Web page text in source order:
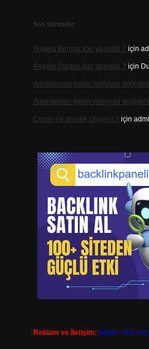
Son yorumlar
Angela Burgos kaç yaşında ? için
Angela Burgos kaç yaşında ? için
Adaptasyon genin işleyişini
Adaptasyon genin işleyişini
Ceylin ne demek Diyanet ? için
Reklam ve İletişim: Skype: